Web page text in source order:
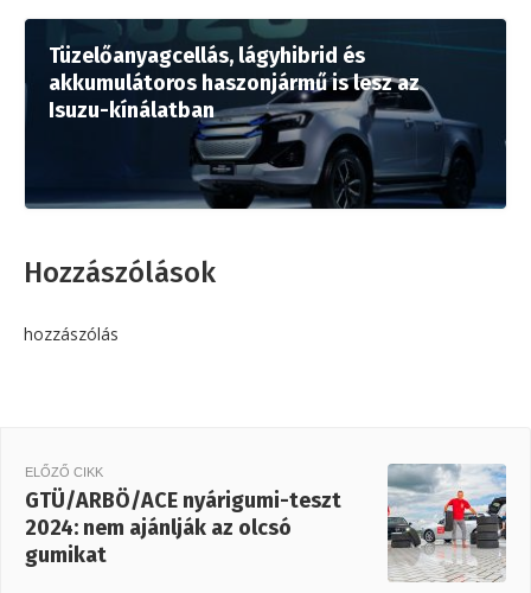
Tüzelőanyagcellás, lágyhibrid és
akkumulátoros haszonjármű is lesz az
Isuzu-kínálatban
Hozzászólások
hozzászólás
ELŐZŐ CIKK
GTÜ/ARBÖ/ACE nyárigumi-teszt
2024: nem ajánlják az olcsó
gumikat